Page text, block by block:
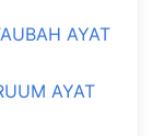
AYAT
AYAT